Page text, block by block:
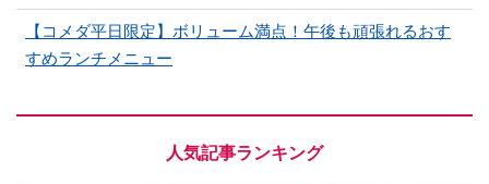
【コメダ平日限定】ボリューム満点！午後も頑張れるおす
すめランチメニュー